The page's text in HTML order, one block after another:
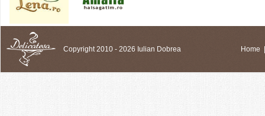
Copyright 2010 - 2026 Iulian Dobrea Home |